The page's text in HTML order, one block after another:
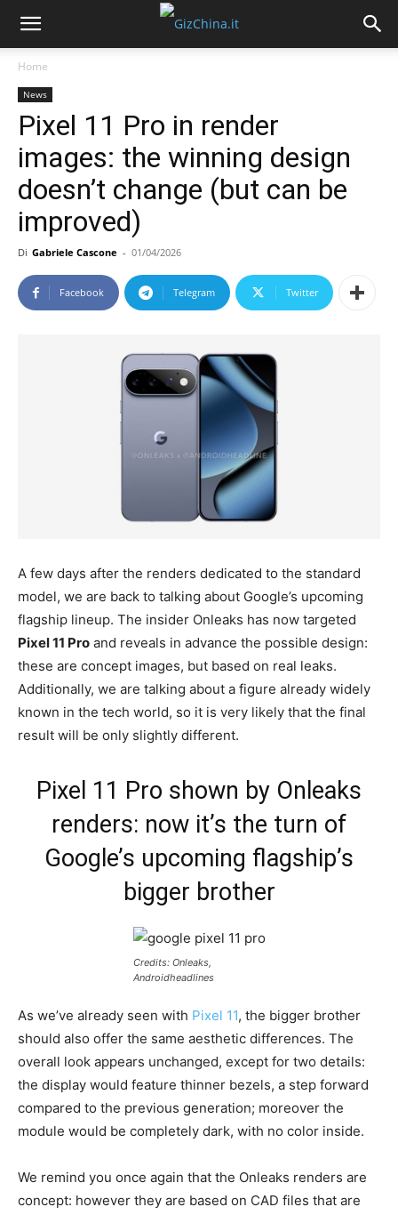
Home
News
Pixel 11 Pro in render
images: the winning design
doesn’t change (but can be
improved)
Di Gabriele Cascone - 01/04/2026
Facebook Telegram Twitter
A few days after the renders dedicated to the standard
model, we are back to talking about Google’s upcoming
flagship lineup. The insider Onleaks has now targeted
Pixel 11 Pro and reveals in advance the possible design:
these are concept images, but based on real leaks.
Additionally, we are talking about a figure already widely
known in the tech world, so it is very likely that the final
result will be only slightly different.
Pixel 11 Pro shown by Onleaks
renders: now it’s the turn of
Google’s upcoming flagship’s
bigger brother
Credits: Onleaks,
Androidheadlines
As we’ve already seen with Pixel 11, the bigger brother
should also offer the same aesthetic differences. The
overall look appears unchanged, except for two details:
the display would feature thinner bezels, a step forward
compared to the previous generation; moreover the
module would be completely dark, with no color inside.
We remind you once again that the Onleaks renders are
concept: however they are based on CAD files that are